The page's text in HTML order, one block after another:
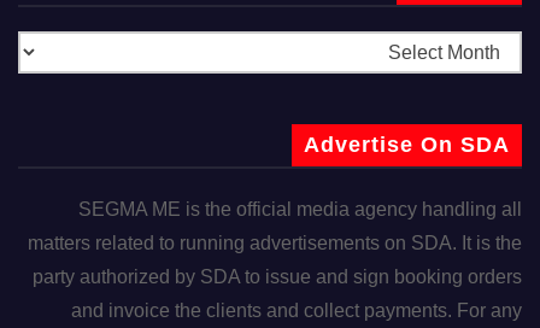
Advertise On SDA
SEGMA ME is the official media agency handling all
matters related to running advertisements on SDA. It is the
party authorized by SDA to issue and sign booking orders
and invoice the clients and collect payments. For any